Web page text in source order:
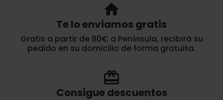
home
Te lo enviamos gratis
Gratis a partir de 80€ a Península, recibirá su
pedido en su domicilio de forma gratuita.
redeem
Consigue descuentos